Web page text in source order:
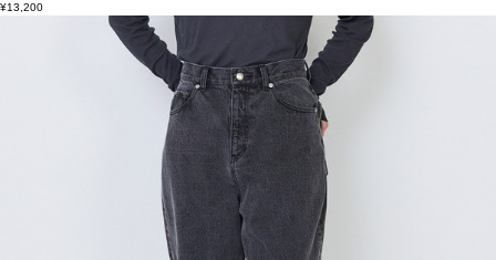
¥13,200